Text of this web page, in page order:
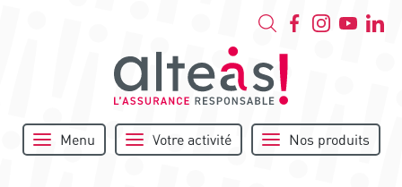
Menu Votre activité Nos produits